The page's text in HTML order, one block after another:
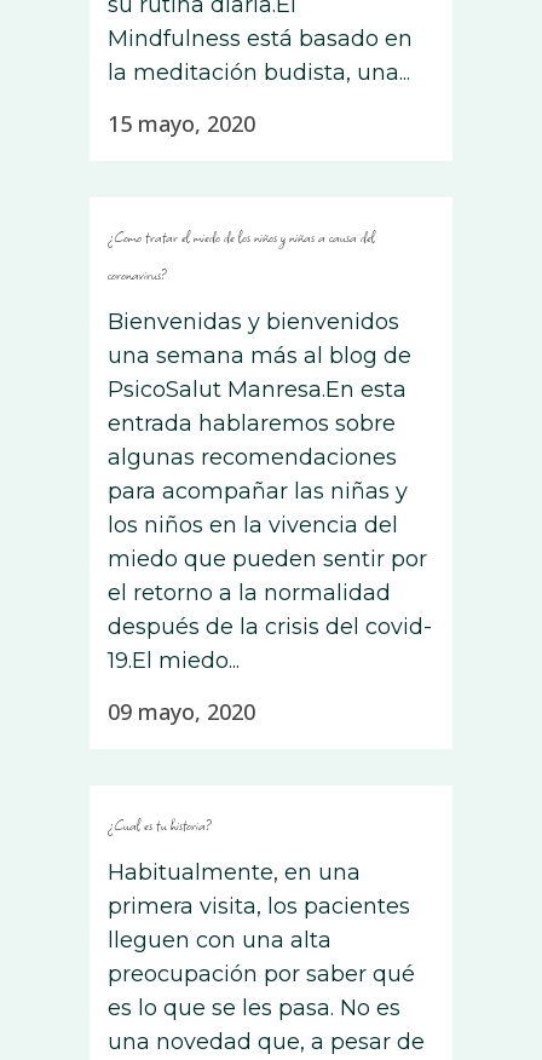
Mindfulness está basado en
la meditación budista, una...
15 mayo, 2020
¿Como tratar el miedo de los niños y niñas a causa del
coronavirus?
Bienvenidas y bienvenidos
una semana más al blog de
PsicoSalut Manresa.En esta
entrada hablaremos sobre
algunas recomendaciones
para acompañar las niñas y
los niños en la vivencia del
miedo que pueden sentir por
el retorno a la normalidad
después de la crisis del covid-
19.El miedo...
09 mayo, 2020
¿Cual es tu historia?
Habitualmente, en una
primera visita, los pacientes
lleguen con una alta
preocupación por saber qué
es lo que se les pasa. No es
una novedad que, a pesar de